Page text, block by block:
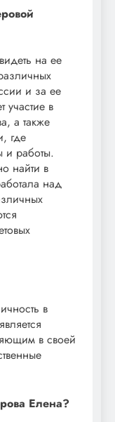
на ее
и за ее
участие в
а также
где
и работы.
найти в
над
в
в своей
Елена?